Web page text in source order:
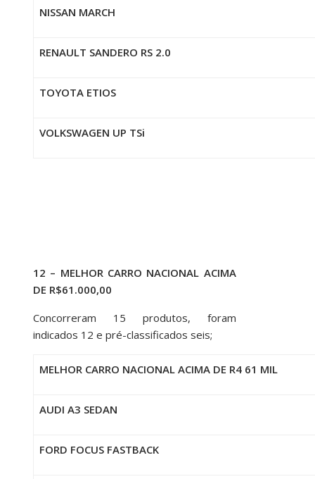
NISSAN MARCH
RENAULT SANDERO RS 2.0
TOYOTA ETIOS
VOLKSWAGEN UP TSi
12 – MELHOR CARRO NACIONAL ACIMA
DE R$61.000,00
Concorreram 15 produtos, foram
indicados 12 e pré-classificados seis;
MELHOR CARRO NACIONAL ACIMA DE R4 61 MIL
AUDI A3 SEDAN
FORD FOCUS FASTBACK